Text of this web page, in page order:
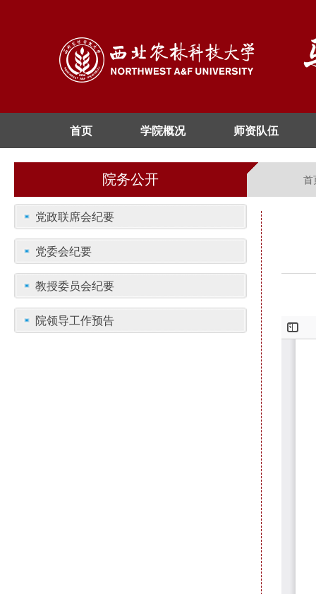
首页 学院概况 师资队伍
院务公开 首
党政联席会纪要
党委会纪要
教授委员会纪要
院领导工作预告